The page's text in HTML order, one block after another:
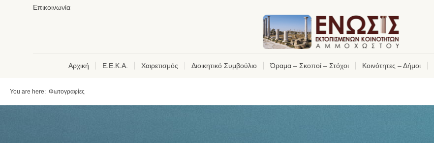
Επικοινωνία
Αρχική Ε.Ε.Κ.Α. Χαιρετισμός Διοικητικό Συμβούλιο Όραμα – Σκοποί – Στόχοι Κοινότητες – Δήμοι
You are here: Φωτογραφίες